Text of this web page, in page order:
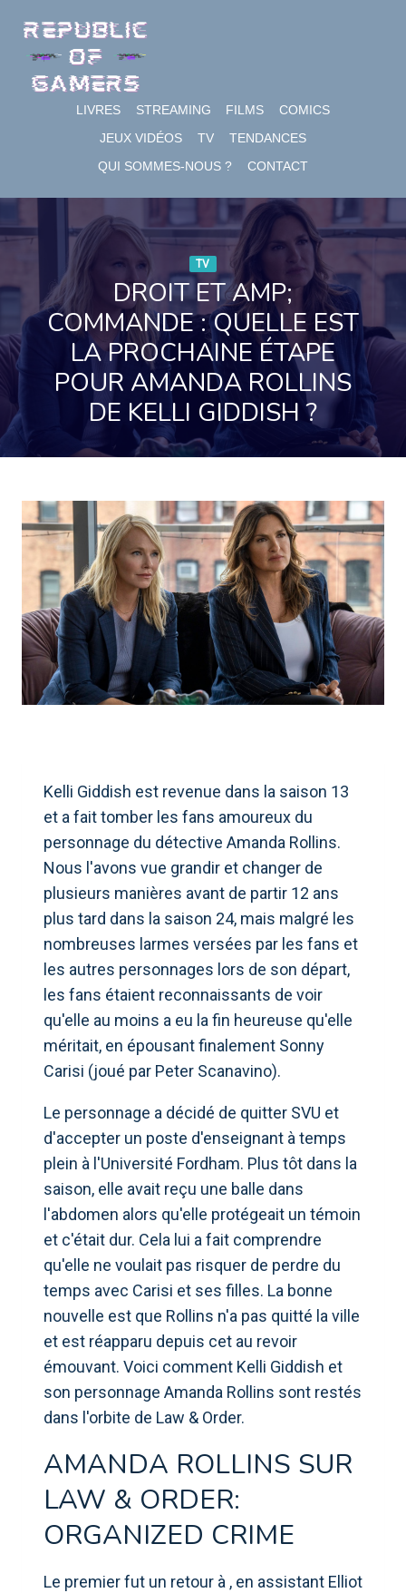
content
LIVRES STREAMING FILMS
COMICS
JEUX VIDÉOS
TV
TENDANCES
QUI SOMMES-NOUS ?
CONTACT
TV
DROIT ET AMP;
COMMANDE : QUELLE EST
LA PROCHAINE ÉTAPE
POUR AMANDA ROLLINS
DE KELLI GIDDISH ?
Kelli Giddish est revenue dans la saison 13
et a fait tomber les fans amoureux du
personnage du détective Amanda Rollins.
Nous l'avons vue grandir et changer de
plusieurs manières avant de partir 12 ans
plus tard dans la saison 24, mais malgré les
nombreuses larmes versées par les fans et
les autres personnages lors de son départ,
les fans étaient reconnaissants de voir
qu'elle au moins a eu la fin heureuse qu'elle
méritait, en épousant finalement Sonny
Carisi (joué par Peter Scanavino).
Le personnage a décidé de quitter SVU et
d'accepter un poste d'enseignant à temps
plein à l'Université Fordham. Plus tôt dans la
saison, elle avait reçu une balle dans
l'abdomen alors qu'elle protégeait un témoin
et c'était dur. Cela lui a fait comprendre
qu'elle ne voulait pas risquer de perdre du
temps avec Carisi et ses filles. La bonne
nouvelle est que Rollins n'a pas quitté la ville
et est réapparu depuis cet au revoir
émouvant. Voici comment Kelli Giddish et
son personnage Amanda Rollins sont restés
dans l'orbite de Law & Order.
AMANDA ROLLINS SUR
LAW & ORDER:
ORGANIZED CRIME
Le premier fut un retour à , en assistant Elliot